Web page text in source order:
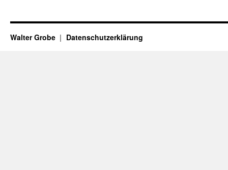
Walter Grobe Datenschutzerklärung